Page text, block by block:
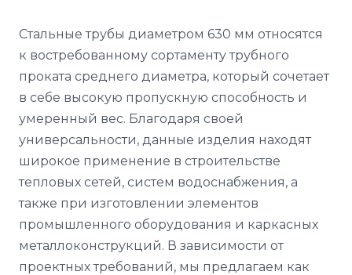
Стальные трубы диаметром 630 мм относятся
к востребованному сортаменту трубного
проката среднего диаметра, который сочетает
в себе высокую пропускную способность и
умеренный вес. Благодаря своей
универсальности, данные изделия находят
широкое применение в строительстве
тепловых сетей, систем водоснабжения, а
также при изготовлении элементов
промышленного оборудования и каркасных
металлоконструкций. В зависимости от
проектных требований, мы предлагаем как